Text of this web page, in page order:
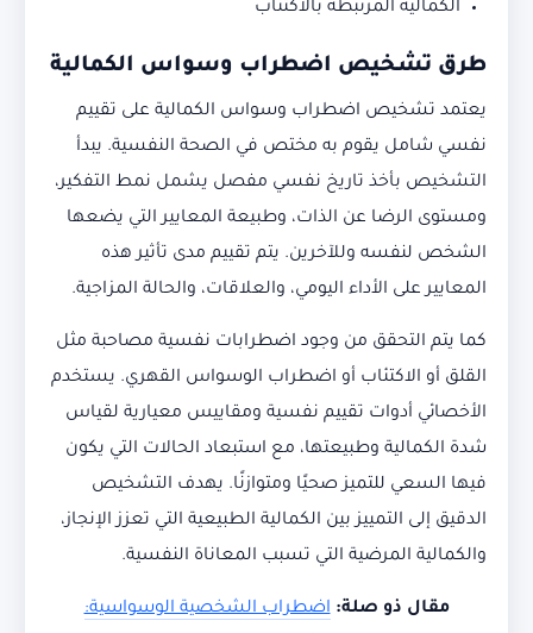
الكمالية المرتبطة بالاكتئاب
طرق تشخيص اضطراب وسواس الكمالية
يعتمد تشخيص اضطراب وسواس الكمالية على تقييم
نفسي شامل يقوم به مختص في الصحة النفسية. يبدأ
التشخيص بأخذ تاريخ نفسي مفصل يشمل نمط التفكير،
ومستوى الرضا عن الذات، وطبيعة المعايير التي يضعها
الشخص لنفسه وللآخرين. يتم تقييم مدى تأثير هذه
المعايير على الأداء اليومي، والعلاقات، والحالة المزاجية.
كما يتم التحقق من وجود اضطرابات نفسية مصاحبة مثل
القلق أو الاكتئاب أو اضطراب الوسواس القهري. يستخدم
الأخصائي أدوات تقييم نفسية ومقاييس معيارية لقياس
شدة الكمالية وطبيعتها، مع استبعاد الحالات التي يكون
فيها السعي للتميز صحيًا ومتوازنًا. يهدف التشخيص
الدقيق إلى التمييز بين الكمالية الطبيعية التي تعزز الإنجاز،
والكمالية المرضية التي تسبب المعاناة النفسية.
مقال ذو صلة:اضطراب الشخصية الوسواسية: